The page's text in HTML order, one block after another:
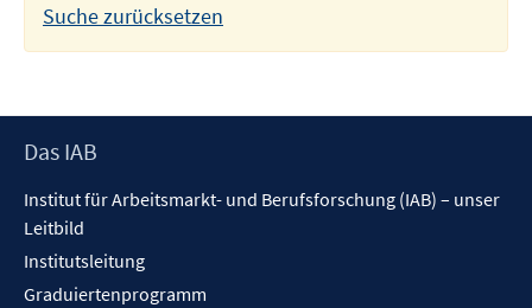
Suche zurücksetzen
Footer
Das IAB
Institut für Arbeitsmarkt- und Berufsforschung (IAB) – unser
Leitbild
Institutsleitung
Graduiertenprogramm